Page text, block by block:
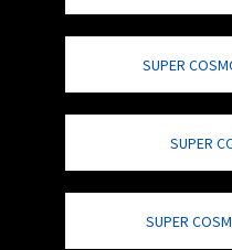
SUPER
SUPER
SUPER